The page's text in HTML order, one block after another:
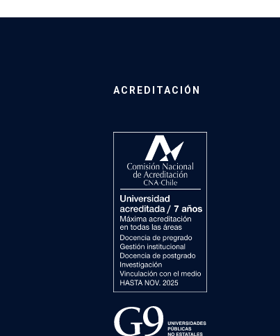
ACREDITACIÓN